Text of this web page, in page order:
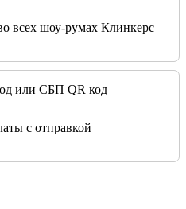
всех шоу-румах Клинкерс
или СБП QR код
с отправкой